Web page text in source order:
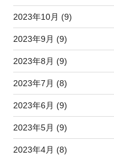
2023年10月 (9)
2023年9月 (9)
2023年8月 (9)
2023年7月 (8)
2023年6月 (9)
2023年5月 (9)
2023年4月 (8)